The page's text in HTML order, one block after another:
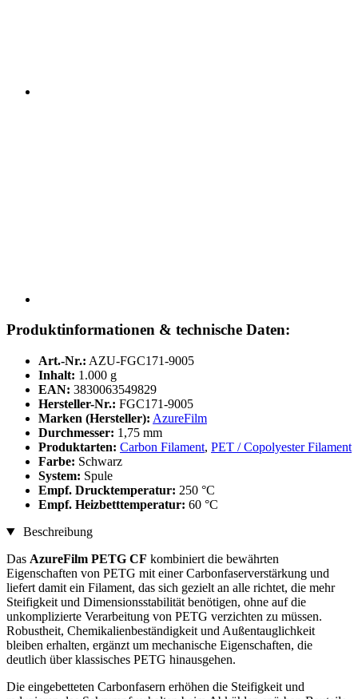
Produktinformationen & technische Daten:
Art.-Nr.: AZU-FGC171-9005
Inhalt: 1.000 g
EAN: 3830063549829
Hersteller-Nr.: FGC171-9005
Marken (Hersteller): AzureFilm
Durchmesser: 1,75 mm
Produktarten: Carbon Filament, PET / Copolyester Filament
Farbe: Schwarz
System: Spule
Empf. Drucktemperatur: 250 °C
Empf. Heizbetttemperatur: 60 °C
Beschreibung
Das AzureFilm PETG CF kombiniert die bewährten
Eigenschaften von PETG mit einer Carbonfaserverstärkung und
liefert damit ein Filament, das sich gezielt an alle richtet, die mehr
Steifigkeit und Dimensionsstabilität benötigen, ohne auf die
unkomplizierte Verarbeitung von PETG verzichten zu müssen.
Robustheit, Chemikalienbeständigkeit und Außentauglichkeit
bleiben erhalten, ergänzt um mechanische Eigenschaften, die
deutlich über klassisches PETG hinausgehen.
Die eingebetteten Carbonfasern erhöhen die Steifigkeit und